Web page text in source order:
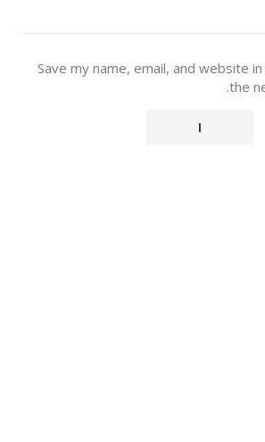
Save my name, email, and website
the